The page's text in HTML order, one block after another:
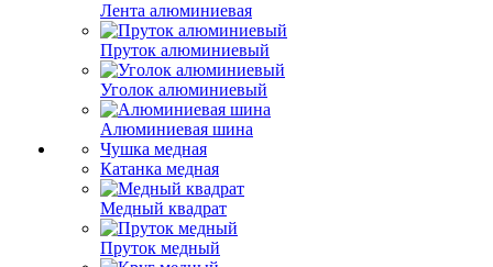
Лента алюминиевая
Пруток алюминиевый
Уголок алюминиевый
Алюминиевая шина
Чушка медная
Катанка медная
Медный квадрат
Пруток медный